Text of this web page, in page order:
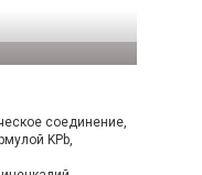
соединение,
KPb,